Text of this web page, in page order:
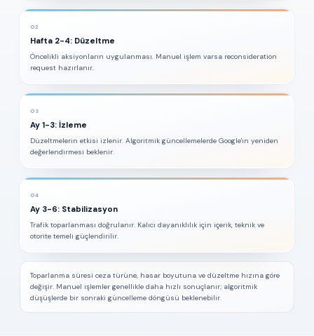
02
Hafta 2-4: Düzeltme
Öncelikli aksiyonların uygulanması. Manuel işlem varsa reconsideration
request hazırlanır.
03
Ay 1-3: İzleme
Düzeltmelerin etkisi izlenir. Algoritmik güncellemelerde Google'ın yeniden
değerlendirmesi beklenir.
04
Ay 3-6: Stabilizasyon
Trafik toparlanması doğrulanır. Kalıcı dayanıklılık için içerik, teknik ve
otorite temeli güçlendirilir.
Toparlanma süresi ceza türüne, hasar boyutuna ve düzeltme hızına göre
değişir. Manuel işlemler genellikle daha hızlı sonuçlanır; algoritmik
düşüşlerde bir sonraki güncelleme döngüsü beklenebilir.